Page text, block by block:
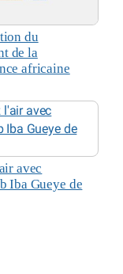
du
de la
africaine
avec
Iba Gueye de